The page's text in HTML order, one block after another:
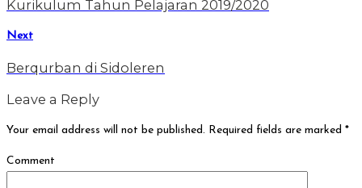
Kurikulum Tahun Pelajaran 2019/2020
Next
Berqurban di Sidoleren
Leave a Reply
Your email address will not be published. Required fields are marked *
Comment